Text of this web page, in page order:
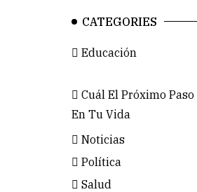
CATEGORIES
Educación
Cuál El Próximo Paso
En Tu Vida
Noticias
Política
Salud